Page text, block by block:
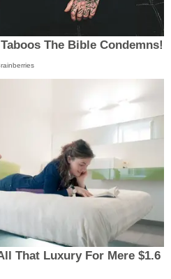
The Bible Condemns!
That Luxury For Mere $1.6